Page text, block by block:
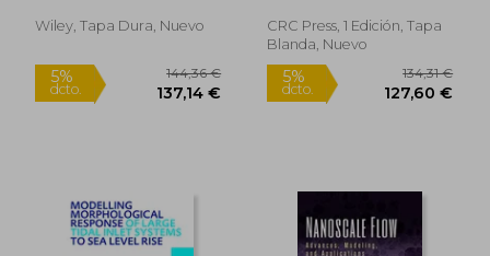
Management (en
Nazih K.
Wiley, Tapa Dura, Nuevo
Jean-Louis
CRC Press, 1 Edición, Tapa
Blanda, Nuevo